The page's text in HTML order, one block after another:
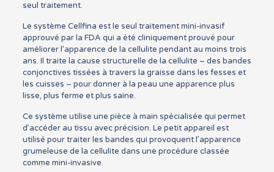
seul traitement.
Le système Cellfina est le seul traitement mini-invasif
approuvé par la FDA qui a été cliniquement prouvé pour
améliorer l’apparence de la cellulite pendant au moins trois
ans. Il traite la cause structurelle de la cellulite – des bandes
conjonctives tissées à travers la graisse dans les fesses et
les cuisses – pour donner à la peau une apparence plus
lisse, plus ferme et plus saine.
Ce système utilise une pièce à main spécialisée qui permet
d’accéder au tissu avec précision. Le petit appareil est
utilisé pour traiter les bandes qui provoquent l’apparence
grumeleuse de la cellulite dans une procédure classée
comme mini-invasive.